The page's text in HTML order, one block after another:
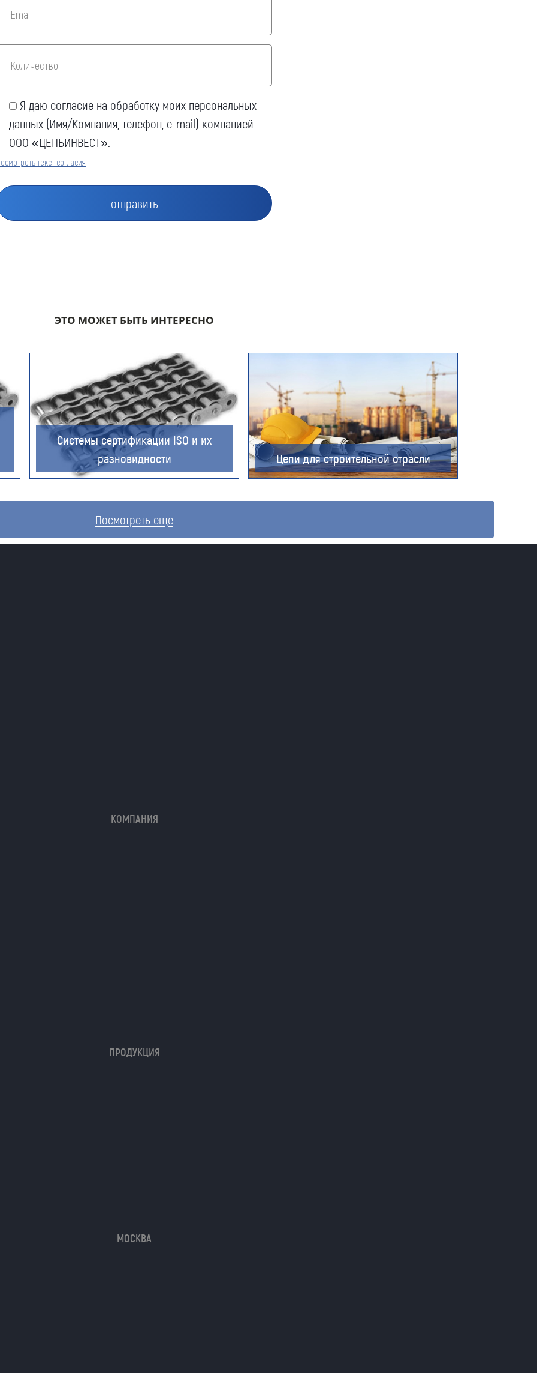
Я даю согласие на обработку моих персональных
данных (Имя/Компания, телефон, e-mail) компанией
ООО «ЦЕПЬИНВЕСТ».
текст согласия
ЭТО МОЖЕТ БЫТЬ ИНТЕРЕСНО
Системы сертификации ISO и их
разновидности
Цепи для строительной отрасли
Посмотреть еще
КОМПАНИЯ
ПРОДУКЦИЯ
МОСКВА
Номер телефона для связи (обязательно)
Ваш e-mail (обязательно)